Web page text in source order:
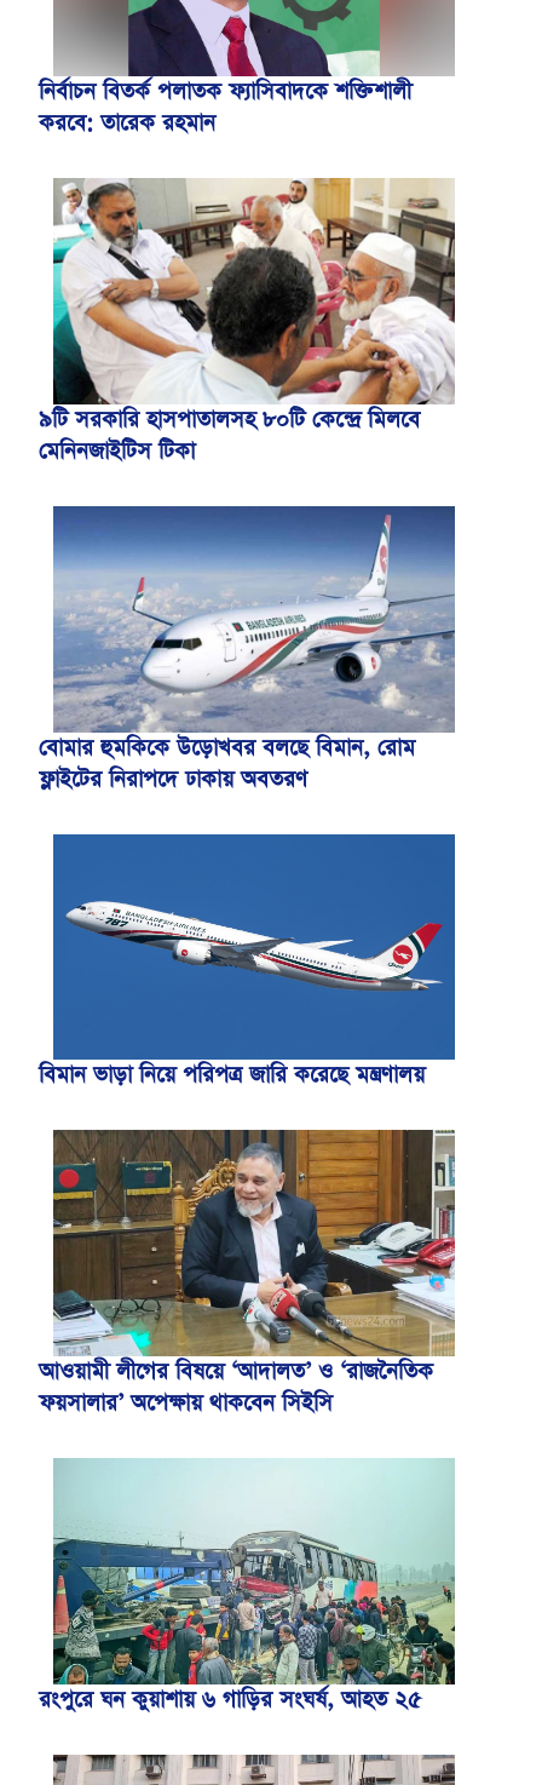
নির্বাচন বিতর্ক পলাতক ফ্যাসিবাদকে শক্তিশালী
করবে: তারেক রহমান
৯টি সরকারি হাসপাতালসহ ৮০টি কেন্দ্রে মিলবে
মেনিনজাইটিস টিকা
বোমার হুমকিকে উড়োখবর বলছে বিমান, রোম
ফ্লাইটের নিরাপদে ঢাকায় অবতরণ
বিমান ভাড়া নিয়ে পরিপত্র জারি করেছে মন্ত্রণালয়
আওয়ামী লীগের বিষয়ে ‘আদালত’ ও ‘রাজনৈতিক
ফয়সালার’ অপেক্ষায় থাকবেন সিইসি
রংপুরে ঘন কুয়াশায় ৬ গাড়ির সংঘর্ষ, আহত ২৫